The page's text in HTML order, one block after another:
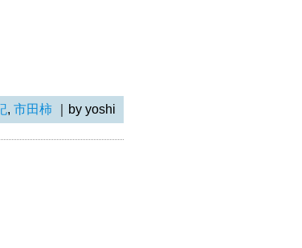
, 市田柿 ｜by yoshi